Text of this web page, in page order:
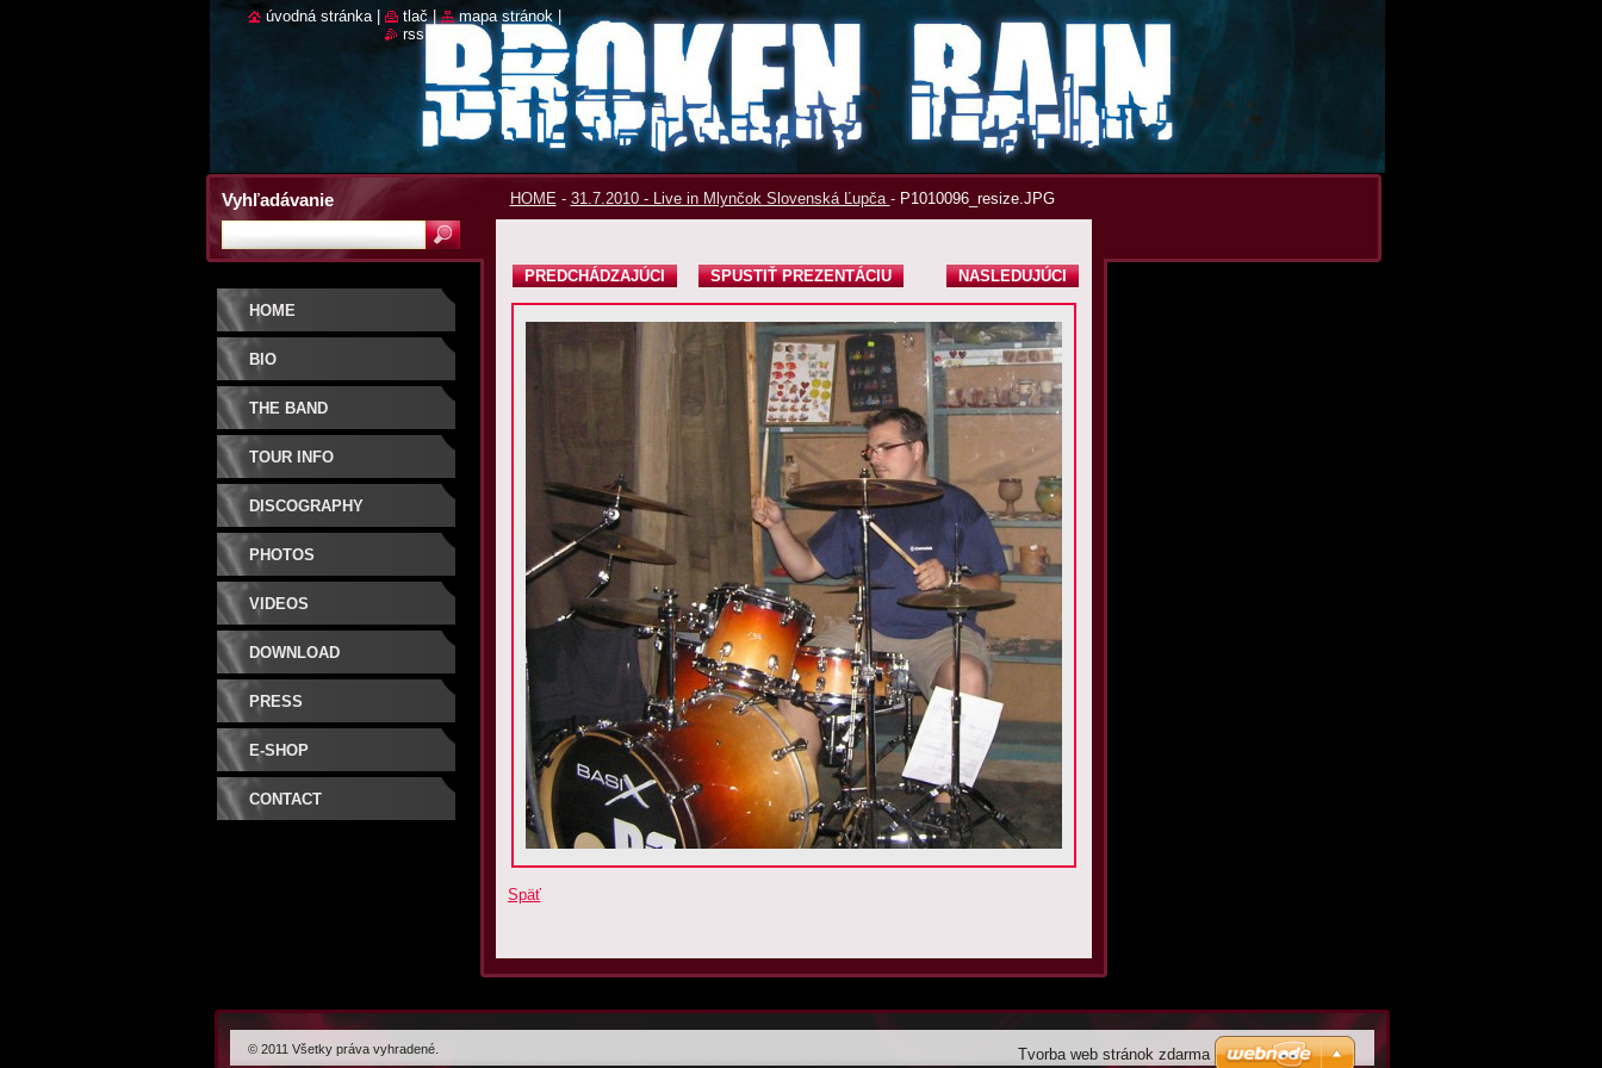
HOME - 31.7.2010 - Live in Mlynčok Slovenská Ľupča - P1010096_resize.JPG
PREDCHÁDZAJÚCI SPUSTIŤ PREZENTÁCIU NASLEDUJÚCI
Späť
HOME
BIO
THE BAND
TOUR INFO
DISCOGRAPHY
PHOTOS
VIDEOS
DOWNLOAD
PRESS
E-SHOP
CONTACT
Vyhľadávanie
úvodná stránka tlač | mapa stránok |
rss
© 2011 Všetky práva vyhradené. Tvorba web stránok zdarma